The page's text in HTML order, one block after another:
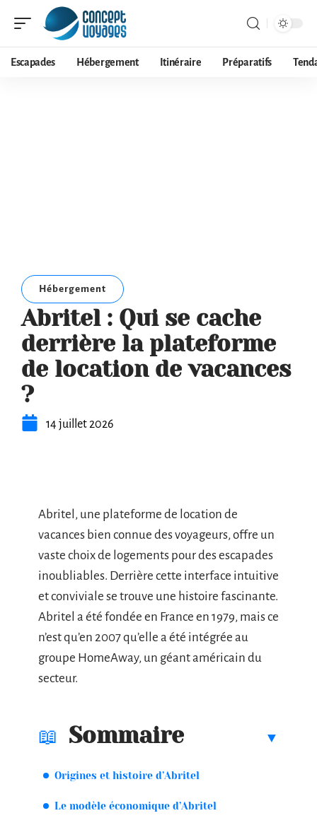
Escapades Hébergement Itinéraire Préparatifs
Hébergement
Abritel : Qui se cache
derrière la plateforme
de location de vacances
?
14 juillet 2026
Abritel, une plateforme de location de
vacances bien connue des voyageurs, offre un
vaste choix de logements pour des escapades
inoubliables. Derrière cette interface intuitive
et conviviale se trouve une histoire fascinante.
Abritel a été fondée en France en 1979, mais ce
n’est qu’en 2007 qu’elle a été intégrée au
groupe HomeAway, un géant américain du
secteur.
Sommaire
Origines et histoire d’Abritel
Le modèle économique d’Abritel